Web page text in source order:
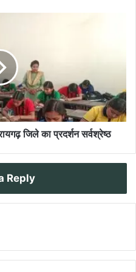
जिले का प्रदर्शन सर्वश्रेष्ठ
Reply